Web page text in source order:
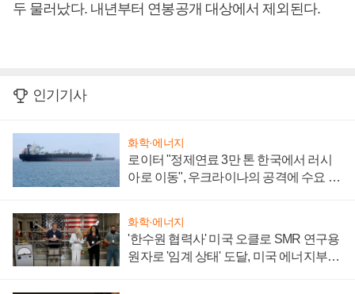
두 물러났다. 내년부터 연봉공개 대상에서 제외된다.
인기기사
화학·에너지
로이터 "정제연료 3만 톤 한국에서 러시
아로 이동", 우크라이나의 공격에 수요 늘
화학·에너지
'한수원 협력사' 미국 오클로 SMR 연구용
원자로 '임계 상태' 도달, 미국 에너지부